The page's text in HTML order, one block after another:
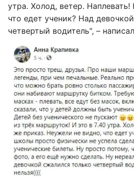
утра. Холод, ветер.
что едет ученик? Над
четвертый водитель", –